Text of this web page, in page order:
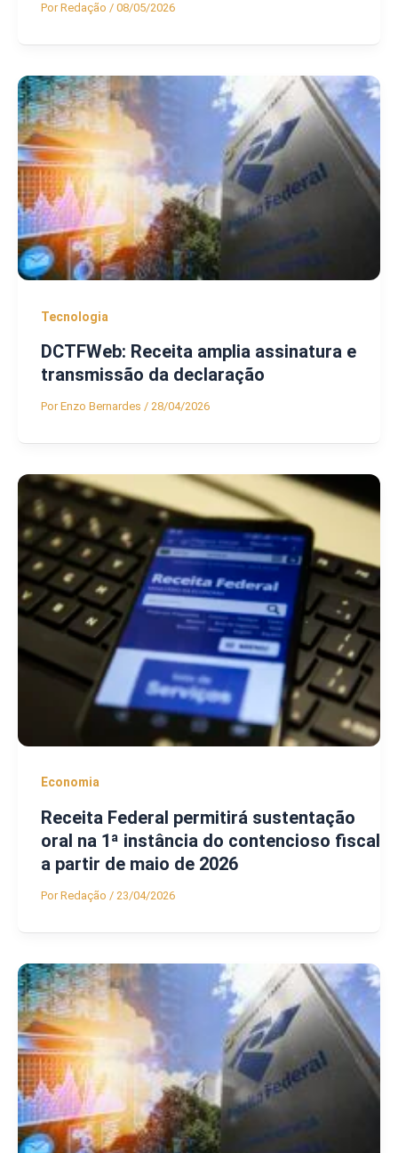
PorRedação / 08/05/2026
Tecnologia
DCTFWeb: Receita amplia assinatura e
transmissão da declaração
PorEnzo Bernardes / 28/04/2026
Economia
Receita Federal permitirá sustentação
oral na 1ª instância do contencioso fiscal
a partir de maio de 2026
PorRedação / 23/04/2026